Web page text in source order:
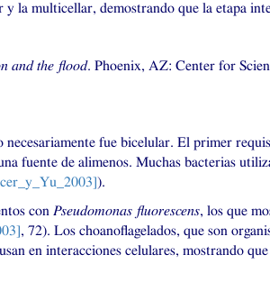
la multicellar, demostrando que la etapa
and the flood. Phoenix, AZ: Center for
fue bicelular. El primer
fuente de alimenos. Muchas bacterias
).
con Pseudomonas fluorescens, los que
, 72). Los choanoflagelados, que son
en interacciones celulares, mostrando